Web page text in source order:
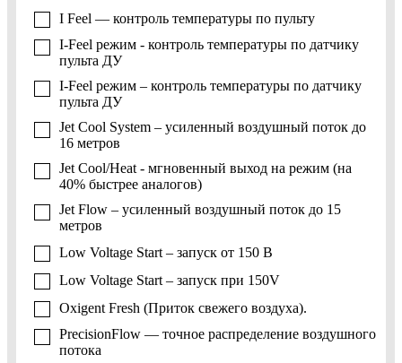
I Feel — контроль температуры по пульту
I-Feel режим - контроль температуры по датчику
пульта ДУ
I-Feel режим – контроль температуры по датчику
пульта ДУ
Jet Cool System – усиленный воздушный поток до
16 метров
Jet Cool/Heat - мгновенный выход на режим (на
40% быстрее аналогов)
Jet Flow – усиленный воздушный поток до 15
метров
Low Voltage Start – запуск от 150 В
Low Voltage Start – запуск при 150V
Oxigent Fresh (Приток свежего воздуха).
PrecisionFlow — точное распределение воздушного
потока